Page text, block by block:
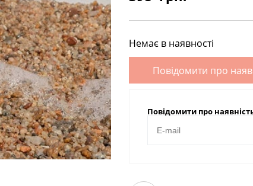
Немає в наявності
Повідомити про
Повідомити про